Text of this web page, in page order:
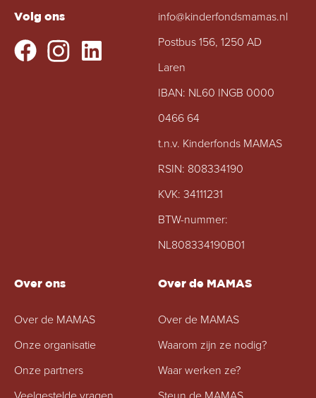
Volg ons
info@kinderfondsmamas.nl
Postbus 156, 1250 AD
Laren
IBAN: NL60 INGB 0000
0466 64
t.n.v. Kinderfonds MAMAS
RSIN: 808334190
KVK: 34111231
BTW-nummer:
NL808334190B01
Over ons
Over de MAMAS
Onze organisatie
Onze partners
Over de MAMAS
Over de MAMAS
Waarom zijn ze nodig?
Waar werken ze?